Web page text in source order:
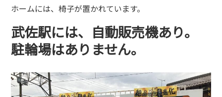
ホームには、椅子が置かれています。
武佐駅には、自動販売機あり。
駐輪場はありません。